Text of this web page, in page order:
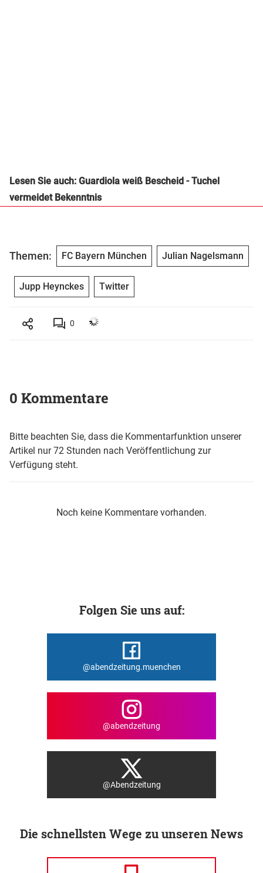
Lesen Sie auch: Guardiola weiß Bescheid - Tuchel
vermeidet Bekenntnis
Themen: FC Bayern München Julian Nagelsmann
Jupp Heynckes Twitter
0
0 Kommentare
Bitte beachten Sie, dass die Kommentarfunktion unserer
Artikel nur 72 Stunden nach Veröffentlichung zur
Verfügung steht.
Noch keine Kommentare vorhanden.
Folgen Sie uns auf:
@abendzeitung.muenchen
@abendzeitung
@Abendzeitung
Die schnellsten Wege zu unseren News